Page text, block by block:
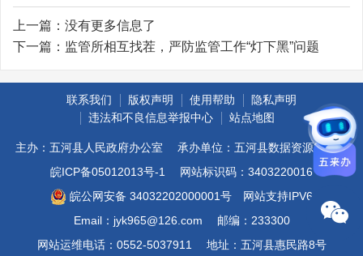
上一篇： 没有更多信息了
下一篇： 监管所相互找茬，严防监管工作“灯下黑”问题
联系我们 版权声明 使用帮助
隐私声明
违法和不良信息举报中心
站点地图
主办：五河县人民政府办公室
承办单位：五河县数据资源管理局
皖ICP备05012013号-1
网站标识码：3403220016
皖公网安备 34032202000001号
网站支持IPV6
Email：jyk965@126.com
邮编：233300
网站运维电话：0552-5037911
地址：五河县惠民路8号